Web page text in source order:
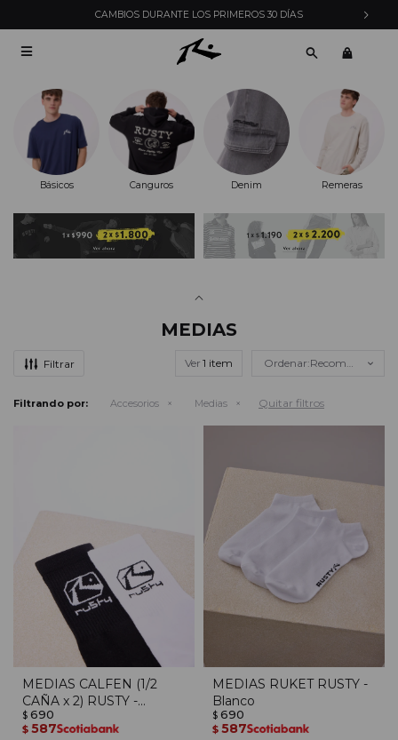
ENVÍOS EXPRESS EN MONTEVIDEO CON PEDIDOS YA

Básicos Canguros Denim Remeras
MEDIAS
Ver Recomendados
Filtrando por: Accesorios Medias Quitar filtros
MEDIAS CALFEN (1/2
CAÑA x 2) RUSTY -
Blanco/negro
$ 690
$ 587
MEDIAS RUKET RUSTY -
Blanco
$ 690
$ 587